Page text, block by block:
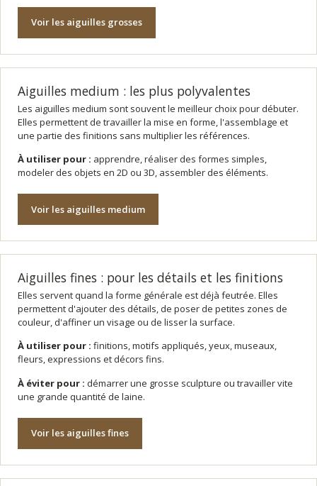
Voir les aiguilles grosses
Aiguilles medium : les plus polyvalentes
Les aiguilles medium sont souvent le meilleur choix pour débuter.
Elles permettent de travailler la mise en forme, l'assemblage et
une partie des finitions sans multiplier les références.
À utiliser pour : apprendre, réaliser des formes simples,
modeler des objets en 2D ou 3D, assembler des éléments.
Voir les aiguilles medium
Aiguilles fines : pour les détails et les finitions
Elles servent quand la forme générale est déjà feutrée. Elles
permettent d'ajouter des détails, de poser de petites zones de
couleur, d'affiner un visage ou de lisser la surface.
À utiliser pour : finitions, motifs appliqués, yeux, museaux,
fleurs, expressions et décors fins.
À éviter pour : démarrer une grosse sculpture ou travailler vite
une grande quantité de laine.
Voir les aiguilles fines